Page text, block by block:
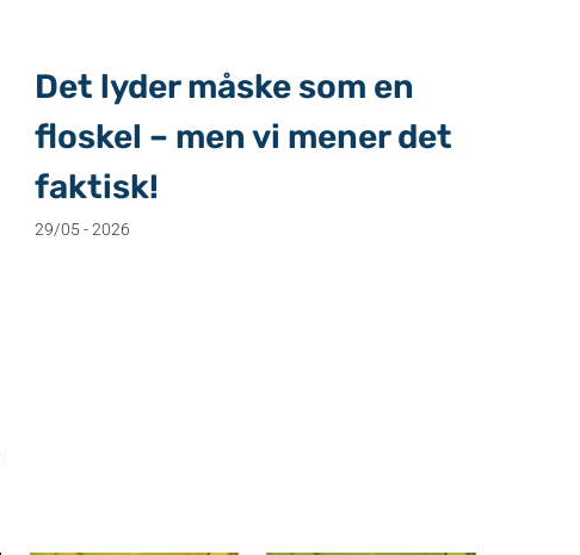
Det lyder måske som en
floskel – men vi mener det
faktisk!
29/05 - 2026